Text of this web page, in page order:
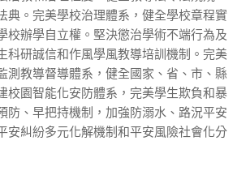
典。完美學校治理體系，健全學校章程實
校辦學自立權。堅決懲治學術不端行為及
科研誠信和作風學風教導培訓機制。完美
測教導督導體系，健全國家、省、市、縣
校園智能化安防體系，完美學生欺負和暴
防、早把持機制，加強防溺水、路況平安
安糾紛多元化解機制和平安風險社會化分